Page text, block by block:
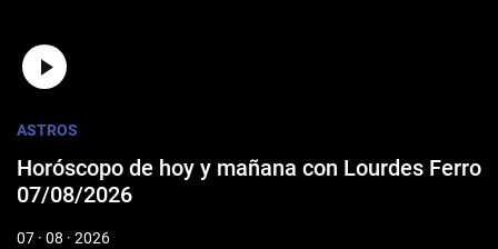
ASTROS
Horóscopo de hoy y mañana con Lourdes Ferro
07/08/2026
07 · 08 · 2026